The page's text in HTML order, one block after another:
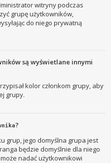
witryny podczas
grupę użytkowników,
do niego prywatną
są wyświetlane innymi
kolor członkom grupy, aby
grupy.
?
grup, jego domyślna grupa jest
będzie domyślnie dla niego
nadać użytkownikowi